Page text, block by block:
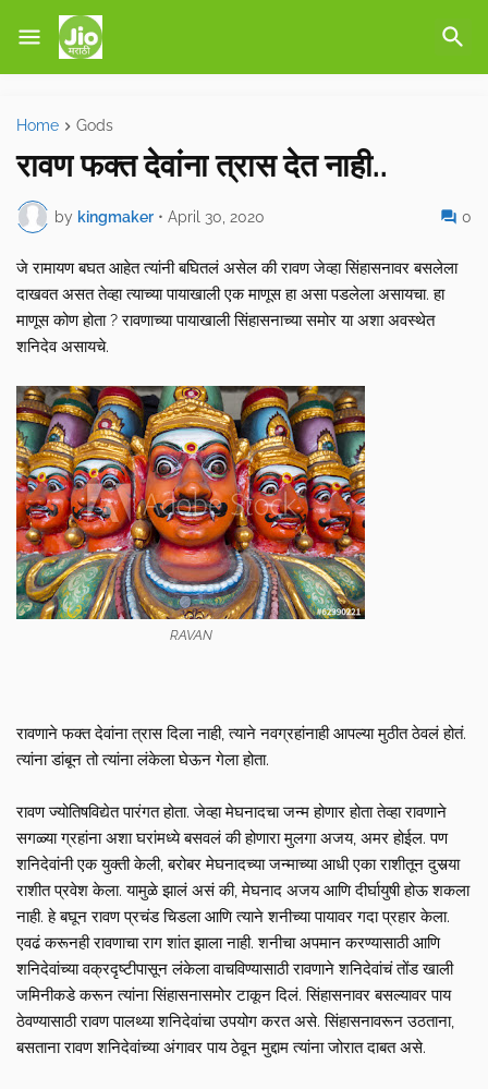
Home Gods
रावण फक्त देवांना त्रास देत नाही..
by kingmaker • April 30, 2020 0
जे रामायण बघत आहेत त्यांनी बघितलं असेल की रावण जेव्हा सिंहासनावर बसलेला
दाखवत असत तेव्हा त्याच्या पायाखाली एक माणूस हा असा पडलेला असायचा. हा
माणूस कोण होता ? रावणाच्या पायाखाली सिंहासनाच्या समोर या अशा अवस्थेत
शनिदेव असायचे.
RAVAN
रावणाने फक्त देवांना त्रास दिला नाही, त्याने नवग्रहांनाही आपल्या मुठीत ठेवलं होतं.
त्यांना डांबून तो त्यांना लंकेला घेऊन गेला होता.
रावण ज्योतिषविद्येत पारंगत होता. जेव्हा मेघनादचा जन्म होणार होता तेव्हा रावणाने
सगळ्या ग्रहांना अशा घरांमध्ये बसवलं की होणारा मुलगा अजय, अमर होईल. पण
शनिदेवांनी एक युक्ती केली, बरोबर मेघनादच्या जन्माच्या आधी एका राशीतून दुसर्‍या
राशीत प्रवेश केला. यामुळे झालं असं की, मेघनाद अजय आणि दीर्घायुषी होऊ शकला
नाही. हे बघून रावण प्रचंड चिडला आणि त्याने शनीच्या पायावर गदा प्रहार केला.
एवढं करूनही रावणाचा राग शांत झाला नाही. शनीचा अपमान करण्यासाठी आणि
शनिदेवांच्या वक्रदृष्टीपासून लंकेला वाचविण्यासाठी रावणाने शनिदेवांचं तोंड खाली
जमिनीकडे करून त्यांना सिंहासनासमोर टाकून दिलं. सिंहासनावर बसल्यावर पाय
ठेवण्यासाठी रावण पालथ्या शनिदेवांचा उपयोग करत असे. सिंहासनावरून उठताना,
बसताना रावण शनिदेवांच्या अंगावर पाय ठेवून मुद्दाम त्यांना जोरात दाबत असे.